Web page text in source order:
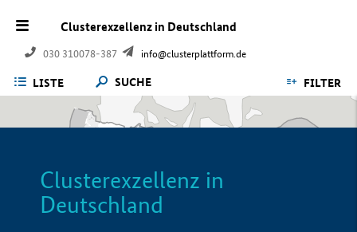
Clusterexzellenz in Deutschland
030 310078-387 info@clusterplattform.de
LISTE SUCHE FILTER
Clusterexzellenz in
Deutschland